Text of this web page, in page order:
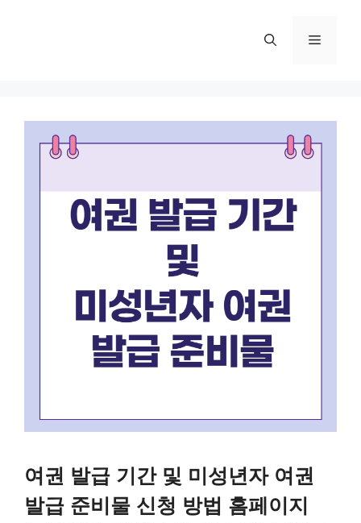
메
여권 발급 기간 및 미성년자 여권
발급 준비물 신청 방법 홈페이지